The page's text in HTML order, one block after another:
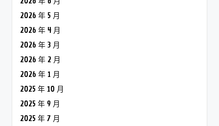
2026 年 5 月
2026 年 4 月
2026 年 3 月
2026 年 2 月
2026 年 1 月
2025 年 10 月
2025 年 9 月
2025 年 7 月